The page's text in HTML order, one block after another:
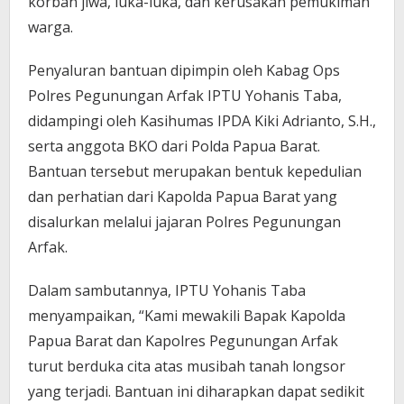
warga.
Penyaluran bantuan dipimpin oleh Kabag Ops
Polres Pegunungan Arfak IPTU Yohanis Taba,
didampingi oleh Kasihumas IPDA Kiki Adrianto, S.H.,
serta anggota BKO dari Polda Papua Barat.
Bantuan tersebut merupakan bentuk kepedulian
dan perhatian dari Kapolda Papua Barat yang
disalurkan melalui jajaran Polres Pegunungan
Arfak.
Dalam sambutannya, IPTU Yohanis Taba
menyampaikan, “Kami mewakili Bapak Kapolda
Papua Barat dan Kapolres Pegunungan Arfak
turut berduka cita atas musibah tanah longsor
yang terjadi. Bantuan ini diharapkan dapat sedikit